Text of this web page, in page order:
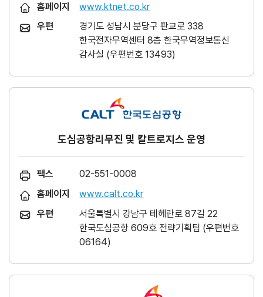
홈페이지
www.ktnet.co.kr
우편
경기도 성남시 분당구 판교로 338
한국전자무역센터 8층 한국무역정보통신
감사실 (우편번호 13493)
도심공항리무진 및 칼트로지스 운영
팩스
02-551-0008
홈페이지
www.calt.co.kr
우편
서울특별시 강남구 테헤란로 87길 22
한국도심공항 609호 전략기획팀 (우편번호
06164)